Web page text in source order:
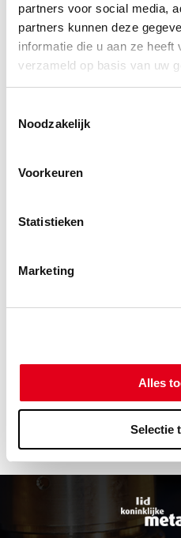
partners voor social media,
partners kunnen deze
informatie die u aan ze
verzameld op basis van uw
Noodzakelijk
Voorkeuren
Statistieken
Marketing
Alles
Selectie